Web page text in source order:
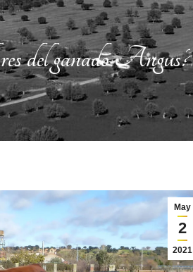
del ganado Angus?
May
2
2021